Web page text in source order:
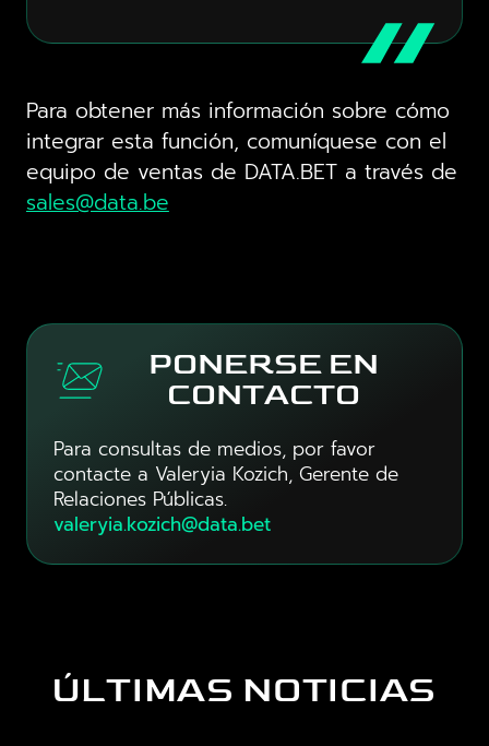
Para obtener más información sobre cómo
integrar esta función, comuníquese con el
equipo de ventas de DATA.BET a través de
sales@data.be
PONERSE EN
CONTACTO
Para consultas de medios, por favor
contacte a Valeryia Kozich, Gerente de
Relaciones Públicas.
valeryia.kozich@data.bet
ÚLTIMAS NOTICIAS